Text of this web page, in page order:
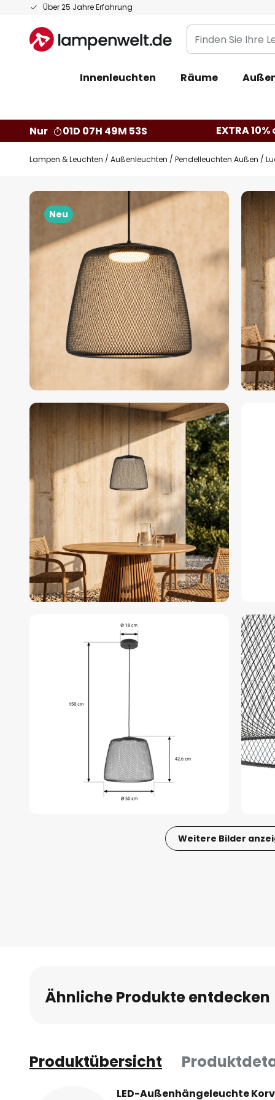
Über 25 Jahre Erfahrung
Zum
springen
Finden
Sie
Leuchte...
Innenleuchten Räume
Nur
01D 07H 49M 52S EXTRA
Lampen & Leuchten Außenleuchten Pendelleuchten Außen
Neu
Zum
Ende
Bildgalerie
springen
Weitere Bilder
Ähnliche Produkte entdecken
Produktübersicht
LED-Außenhängeleuchte